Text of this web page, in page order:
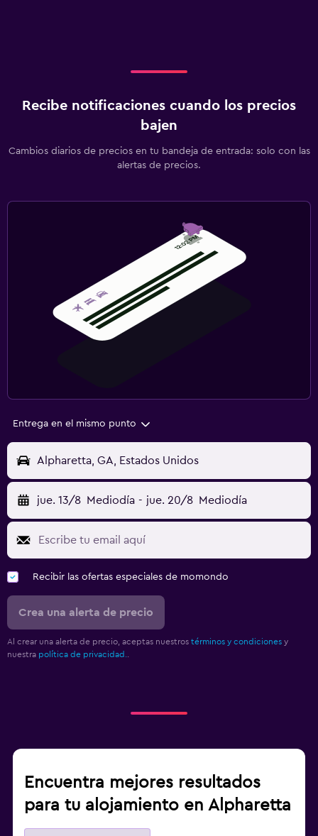
Recibe notificaciones cuando los precios
bajen
Cambios diarios de precios en tu bandeja de entrada: solo con las
alertas de precios.
Entrega en el mismo punto
Alpharetta, GA, Estados Unidos
jue. 13/8 Mediodía - jue. 20/8 Mediodía
Recibir las ofertas especiales de momondo
Crea una alerta de precio
Al crear una alerta de precio, aceptas nuestros términos y condiciones y
nuestra política de privacidad..
Encuentra mejores resultados
para tu alojamiento en Alpharetta